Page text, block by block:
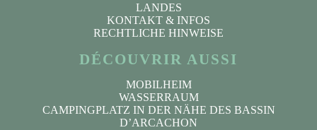
LANDES
KONTAKT & INFOS
RECHTLICHE HINWEISE
DÉCOUVRIR AUSSI
MOBILHEIM
WASSERRAUM
CAMPINGPLATZ IN DER NÄHE DES BASSIN
D’ARCACHON